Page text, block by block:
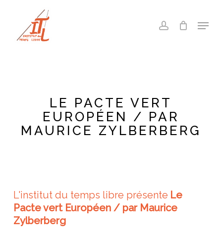
content
accountMenu
LE PACTE VERT
EUROPÉEN / PAR
MAURICE ZYLBERBERG
L'institut du temps libre présente Le
Pacte vert Européen / par Maurice
Zylberberg
Close